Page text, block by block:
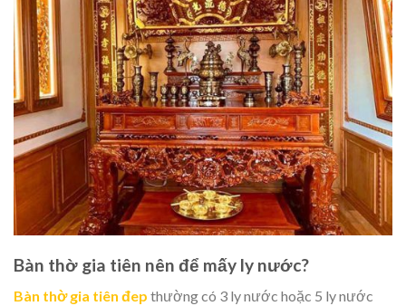
Bàn thờ gia tiên nên để mấy ly nước?
Bàn thờ gia tiên đep thường có 3 ly nước hoặc 5 ly nước